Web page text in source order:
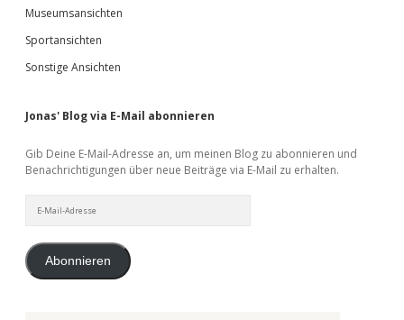
Museumsansichten
Sportansichten
Sonstige Ansichten
Jonas' Blog via E-Mail abonnieren
Gib Deine E-Mail-Adresse an, um meinen Blog zu abonnieren und
Benachrichtigungen über neue Beiträge via E-Mail zu erhalten.
Mail-
Abonnieren